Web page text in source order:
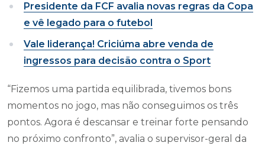
Presidente da FCF avalia novas regras da Copa
e vê legado para o futebol
Vale liderança! Criciúma abre venda de
ingressos para decisão contra o Sport
“Fizemos uma partida equilibrada, tivemos bons
momentos no jogo, mas não conseguimos os três
pontos. Agora é descansar e treinar forte pensando
no próximo confronto”, avalia o supervisor-geral da